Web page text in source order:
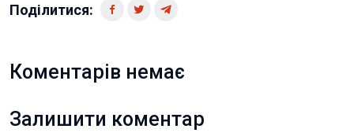
Поділитися:
Коментарів немає
Залишити коментар